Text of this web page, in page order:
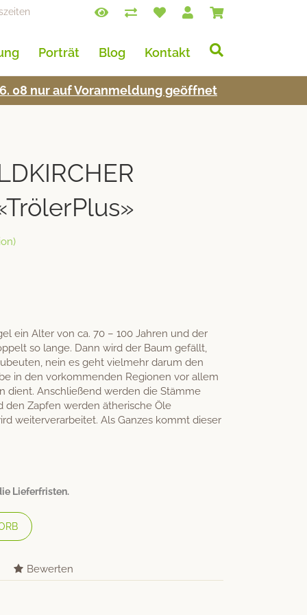
Porträt Blog Kontakt
08 nur auf Voran­mel­dung geöffnet
ein Alter von ca. 70 – 100 Jahren und der
so lange. Dann wird der Baum gefällt,
nein es geht vielmehr darum den
in den vorkommenden Regionen vor allem
dient. Anschließend werden die Stämme
den Zapfen werden ätherische Öle
weiterverarbeitet. Als Ganzes kommt dieser
Lieferfristen.
Bewerten